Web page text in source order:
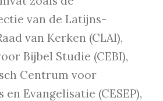
van de Latijns-
van Kerken (CLAI),
Bijbel Studie (CEBI),
Centrum voor
Evangelisatie (CESEP),